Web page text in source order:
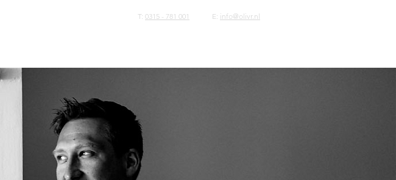
T: 0315 - 781 001 E: info@olivr.nl